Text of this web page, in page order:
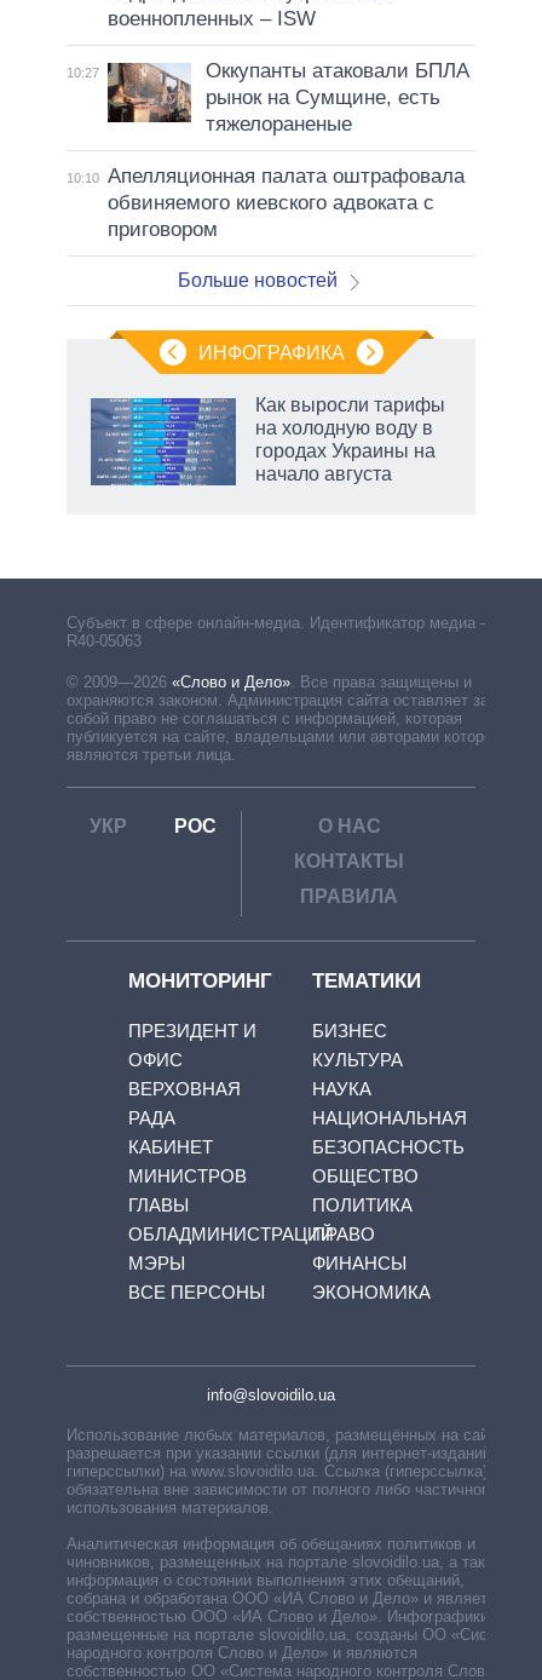
военнопленных – ISW
10:27
Оккупанты атаковали БПЛА
рынок на Сумщине, есть
тяжелораненые
10:10 Апелляционная палата оштрафовала
обвиняемого киевского адвоката с
приговором
Больше новостей
ИНФОГРАФИКА
Как выросли тарифы
на холодную воду в
городах Украины на
начало августа
Субъект в сфере онлайн-медиа. Идентификатор медиа –
R40-05063
© 2009—2026 «Слово и Дело». Все права защищены и
охраняются законом. Администрация сайта оставляет за
собой право не соглашаться с информацией, которая
публикуется на сайте, владельцами или авторами которой
являются третьи лица.
УКР РОС
О НАС
КОНТАКТЫ
ПРАВИЛА
МОНИТОРИНГ
ПРЕЗИДЕНТ И
ОФИС
ВЕРХОВНАЯ
РАДА
КАБИНЕТ
МИНИСТРОВ
ГЛАВЫ
ОБЛАДМИНИСТРАЦИЙ
МЭРЫ
ВСЕ ПЕРСОНЫ
ТЕМАТИКИ
БИЗНЕС
КУЛЬТУРА
НАУКА
НАЦИОНАЛЬНАЯ
БЕЗОПАСНОСТЬ
ОБЩЕСТВО
ПОЛИТИКА
ПРАВО
ФИНАНСЫ
ЭКОНОМИКА
info@slovoidilo.ua
Использование любых материалов, размещённых на сайте,
разрешается при указании ссылки (для интернет-изданий —
гиперссылки) на www.slovoidilo.ua. Ссылка (гиперссылка)
обязательна вне зависимости от полного либо частичного
использования материалов.
Аналитическая информация об обещаниях политиков и
чиновников, размещенных на портале slovoidilo.ua, а также
информация о состоянии выполнения этих обещаний,
собрана и обработана ООО «ИА Слово и Дело» и является
собственностью ООО «ИА Слово и Дело». Инфографики,
размещенные на портале slovoidilo.ua, созданы ОО «Система
народного контроля Слово и Дело» и являются
собственностью ОО «Система народного контроля Слово и